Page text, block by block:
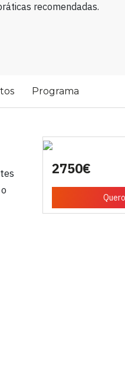
recomendadas.
Programa
2750€